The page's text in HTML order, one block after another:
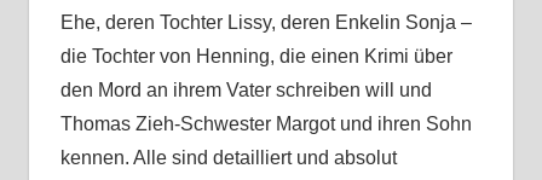
Ehe, deren Tochter Lissy, deren Enkelin Sonja –
die Tochter von Henning, die einen Krimi über
den Mord an ihrem Vater schreiben will und
Thomas Zieh-Schwester Margot und ihren Sohn
kennen. Alle sind detailliert und absolut